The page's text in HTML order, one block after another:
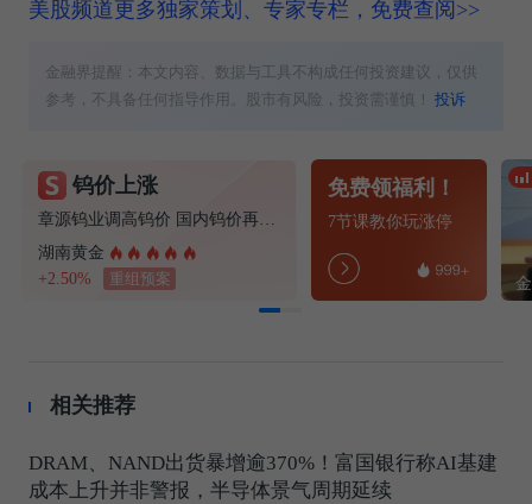
美股频道更多独家策划、专家专栏，免费查阅>>
金融界提醒：本文内容、数据与工具不构成任何投资建议，仅供
参考，不具备任何指导作用。股市有风险，投资需谨慎！投诉
钨价上涨
湖南黄金
+2.50%
重组预案
免费领福利！
7节课教你玩涨停
相关推荐
DRAM、NAND出货暴增逾370%！富国银行称AI基建
成本上升并非警报，半导体景气周期延续